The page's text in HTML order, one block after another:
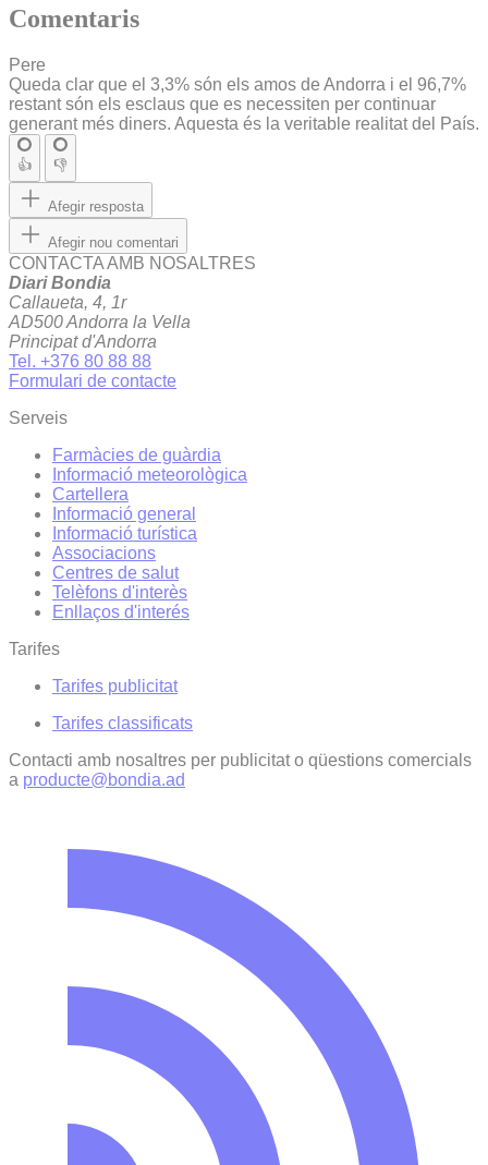
Comentaris
Pere
Queda clar que el 3,3% són els amos de Andorra i el 96,7%
restant són els esclaus que es necessiten per continuar
generant més diners. Aquesta és la veritable realitat del País.
👍 👎
Afegir resposta
Afegir nou comentari
CONTACTA AMB NOSALTRES
Diari Bondia
Callaueta, 4, 1r
AD500 Andorra la Vella
Principat d'Andorra
Tel. +376 80 88 88
Formulari de contacte
Serveis
Farmàcies de guàrdia
Informació meteorològica
Cartellera
Informació general
Informació turística
Associacions
Centres de salut
Telèfons d'interès
Enllaços d'interés
Tarifes
Tarifes publicitat
Tarifes classificats
Contacti amb nosaltres per publicitat o qüestions comercials
a producte@bondia.ad